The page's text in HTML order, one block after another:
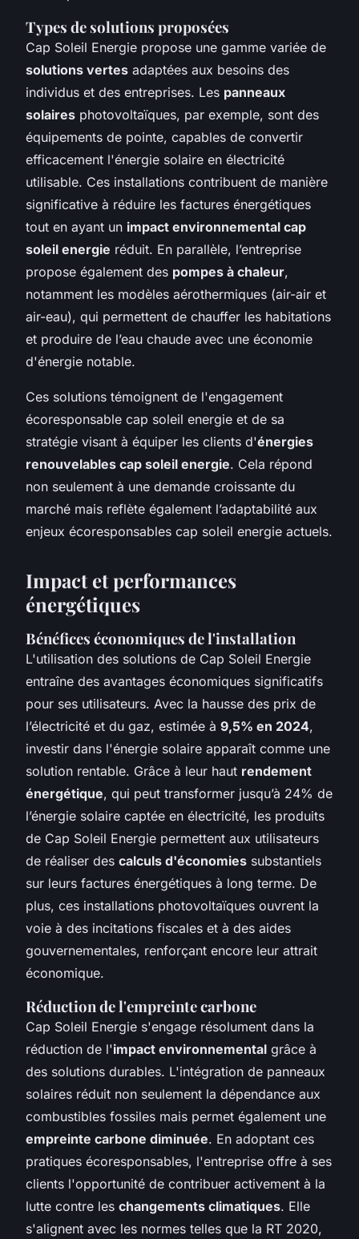
Types de solutions proposées
Cap Soleil Energie propose une gamme variée de
solutions vertes adaptées aux besoins des
individus et des entreprises. Les panneaux
solaires photovoltaïques, par exemple, sont des
équipements de pointe, capables de convertir
efficacement l'énergie solaire en électricité
utilisable. Ces installations contribuent de manière
significative à réduire les factures énergétiques
tout en ayant un impact environnemental cap
soleil energie réduit. En parallèle, l’entreprise
propose également des pompes à chaleur,
notamment les modèles aérothermiques (air-air et
air-eau), qui permettent de chauffer les habitations
et produire de l’eau chaude avec une économie
d'énergie notable.
Ces solutions témoignent de l'engagement
écoresponsable cap soleil energie et de sa
stratégie visant à équiper les clients d'énergies
renouvelables cap soleil energie. Cela répond
non seulement à une demande croissante du
marché mais reflète également l’adaptabilité aux
enjeux écoresponsables cap soleil energie actuels.
Impact et performances
énergétiques
Bénéfices économiques de l'installation
L'utilisation des solutions de Cap Soleil Energie
entraîne des avantages économiques significatifs
pour ses utilisateurs. Avec la hausse des prix de
l’électricité et du gaz, estimée à 9,5% en 2024,
investir dans l'énergie solaire apparaît comme une
solution rentable. Grâce à leur haut rendement
énergétique, qui peut transformer jusqu’à 24% de
l’énergie solaire captée en électricité, les produits
de Cap Soleil Energie permettent aux utilisateurs
de réaliser des calculs d'économies substantiels
sur leurs factures énergétiques à long terme. De
plus, ces installations photovoltaïques ouvrent la
voie à des incitations fiscales et à des aides
gouvernementales, renforçant encore leur attrait
économique.
Réduction de l'empreinte carbone
Cap Soleil Energie s'engage résolument dans la
réduction de l'impact environnemental grâce à
des solutions durables. L'intégration de panneaux
solaires réduit non seulement la dépendance aux
combustibles fossiles mais permet également une
empreinte carbone diminuée. En adoptant ces
pratiques écoresponsables, l'entreprise offre à ses
clients l'opportunité de contribuer activement à la
lutte contre les changements climatiques. Elle
s'alignent avec les normes telles que la RT 2020,